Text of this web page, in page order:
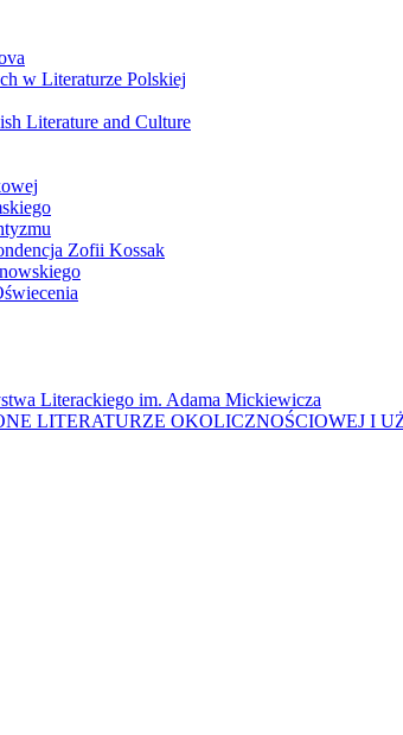
w Literaturze Polskiej
Literature and Culture
Zofii Kossak
Literackiego im. Adama Mickiewicza
LITERATURZE OKOLICZNOŚCIOWEJ I